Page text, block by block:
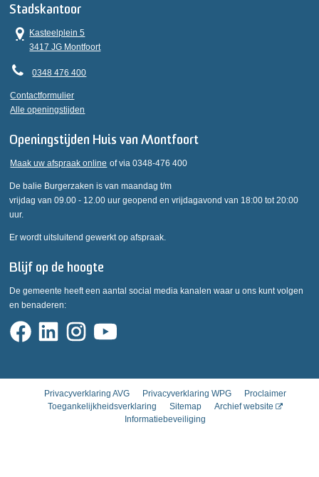
Stadskantoor
Kasteelplein 5
3417 JG Montfoort
0348 476 400
Contactformulier
Alle openingstijden
Openingstijden Huis van Montfoort
Maak uw afspraak online of via 0348-476 400
De balie Burgerzaken is van maandag t/m
vrijdag van 09.00 - 12.00 uur geopend en vrijdagavond van 18:00 tot 20:00
uur.
Er wordt uitsluitend gewerkt op afspraak.
Blijf op de hoogte
De gemeente heeft een aantal social media kanalen waar u ons kunt volgen
en benaderen:
Privacyverklaring AVG Privacyverklaring WPG
Proclaimer
Toegankelijkheidsverklaring
Sitemap
Archief website
Informatiebeveiliging